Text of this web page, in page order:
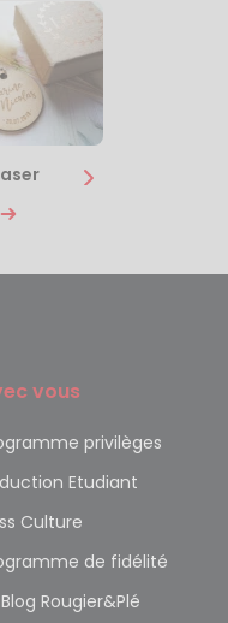
vous
privilèges
Etudiant
Culture
de fidélité
Rougier&Plé